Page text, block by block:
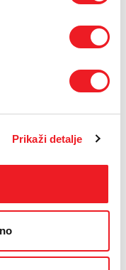
Prikaži detalje